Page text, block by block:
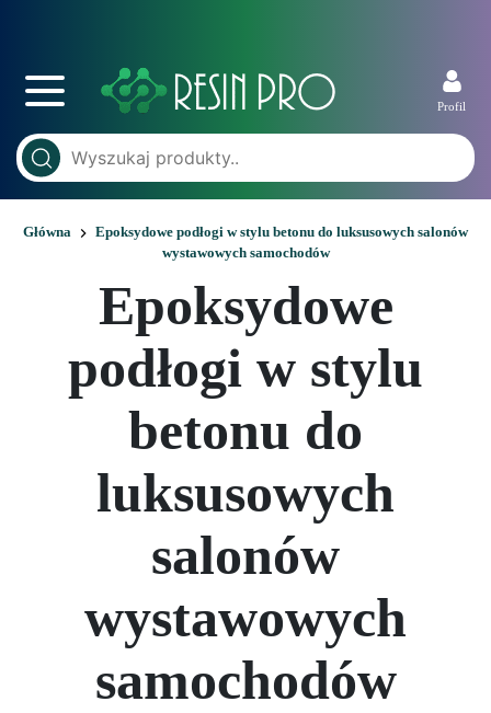
Profil
Główna
Epoksydowe podłogi w stylu betonu do luksusowych salonów
wystawowych samochodów
Epoksydowe
podłogi w stylu
betonu do
luksusowych
salonów
wystawowych
samochodów